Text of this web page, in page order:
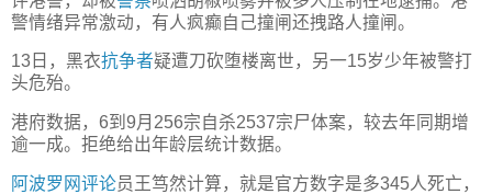
警情绪异常激动，有人疯癫自己撞闸还拽路人撞闸。
13日，黑衣抗争者疑遭刀砍堕楼离世，另一15岁少年被警打
头危殆。
港府数据，6到9月256宗自杀2537宗尸体案，较去年同期增
逾一成。拒绝给出年龄层统计数据。
阿波罗网评论员王笃然计算，就是官方数字是多345人死亡，